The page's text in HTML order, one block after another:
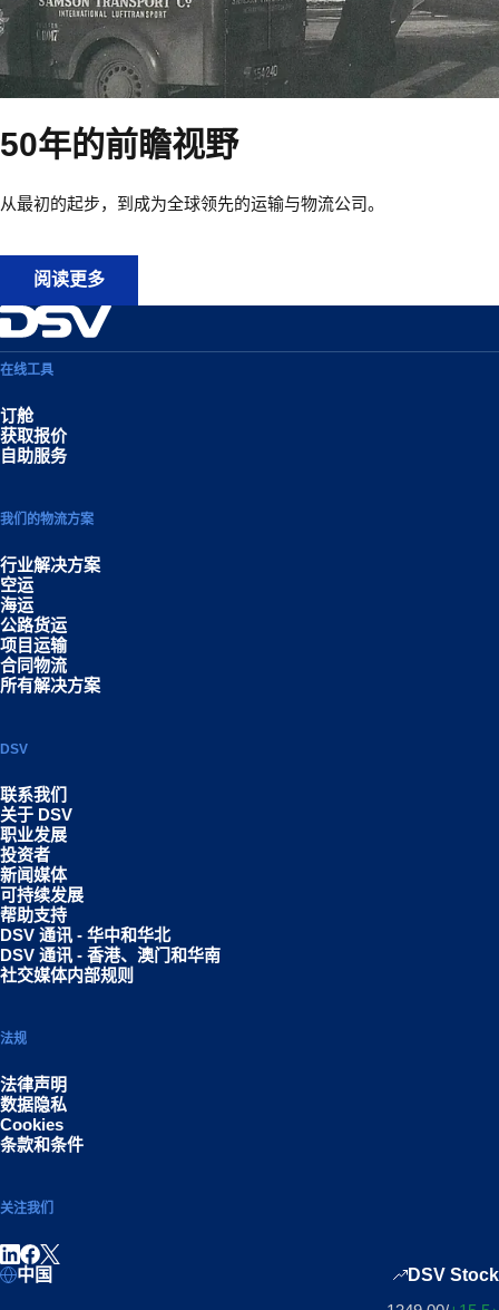
50年的前瞻视野
从最初的起步，到成为全球领先的运输与物流公司。
50年的前瞻视野
阅读更多
在线工具
订舱
获取报价
自助服务
我们的物流方案
行业解决方案
空运
海运
公路货运
项目运输
合同物流
所有解决方案
DSV
联系我们
关于 DSV
职业发展
投资者
新闻媒体
可持续发展
帮助支持
DSV 通讯 - 华中和华北
DSV 通讯 - 香港、澳门和华南
社交媒体内部规则
法规
法律声明
数据隐私
Cookies
条款和条件
关注我们
领英分享
Facebook分享
中国
DSV Stock